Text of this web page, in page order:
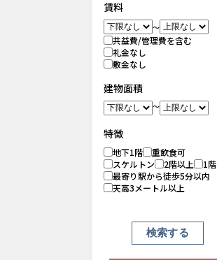
賃料
～
共益費/管理費を含む
礼金なし
敷金なし
建物面積
～
特徴
地下1階
重飲食可
スケルトン
2階以上
1階
最寄り駅から徒歩5分以内
天高3メートル以上